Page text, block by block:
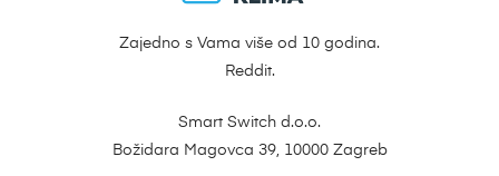
Zajedno s Vama više od 10 godina.
Reddit.
Smart Switch d.o.o.
Božidara Magovca 39, 10000 Zagreb